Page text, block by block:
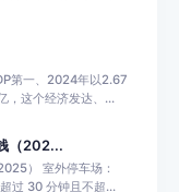
第一、2024年以2.67
，这个经济发达、...
（202...
） 室外停车场：
过 30 分钟且不超...